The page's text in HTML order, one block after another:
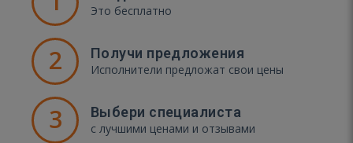
Это бесплатно
2 Получи предложения
Исполнители предложат свои цены
3 Выбери специалиста
с лучшими ценами и отзывами